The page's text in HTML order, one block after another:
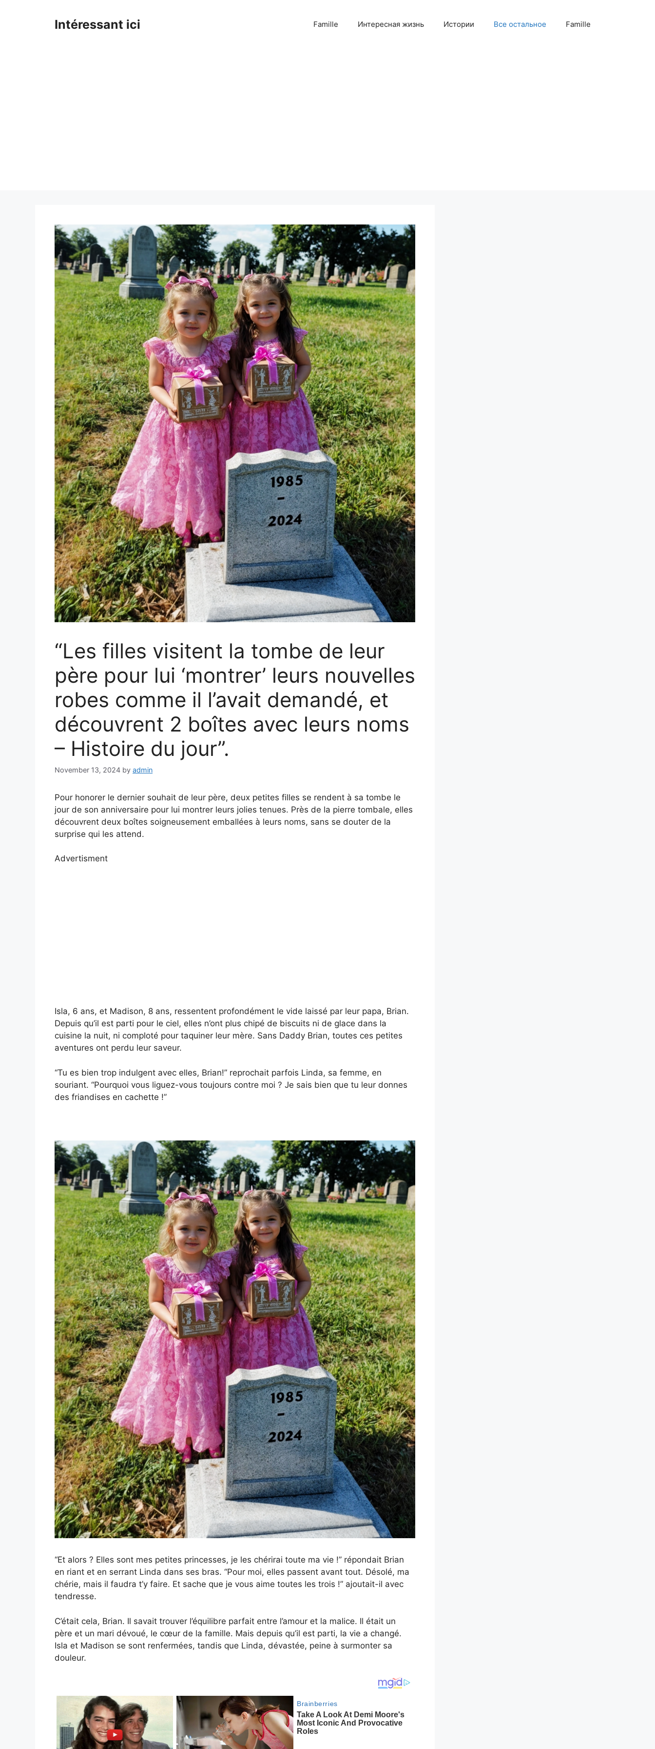
Intéressant ici Famille Интересная жизнь Истории Все остальное Famille
“Les filles visitent la tombe de leur
père pour lui ‘montrer’ leurs nouvelles
robes comme il l’avait demandé, et
découvrent 2 boîtes avec leurs noms
– Histoire du jour”.
November 13, 2024 by admin
Pour honorer le dernier souhait de leur père, deux petites filles se rendent à sa tombe le
jour de son anniversaire pour lui montrer leurs jolies tenues. Près de la pierre tombale, elles
découvrent deux boîtes soigneusement emballées à leurs noms, sans se douter de la
surprise qui les attend.
Advertisment
Isla, 6 ans, et Madison, 8 ans, ressentent profondément le vide laissé par leur papa, Brian.
Depuis qu’il est parti pour le ciel, elles n’ont plus chipé de biscuits ni de glace dans la
cuisine la nuit, ni comploté pour taquiner leur mère. Sans Daddy Brian, toutes ces petites
aventures ont perdu leur saveur.
“Tu es bien trop indulgent avec elles, Brian!” reprochait parfois Linda, sa femme, en
souriant. “Pourquoi vous liguez-vous toujours contre moi ? Je sais bien que tu leur donnes
des friandises en cachette !”
“Et alors ? Elles sont mes petites princesses, je les chérirai toute ma vie !” répondait Brian
en riant et en serrant Linda dans ses bras. “Pour moi, elles passent avant tout. Désolé, ma
chérie, mais il faudra t’y faire. Et sache que je vous aime toutes les trois !” ajoutait-il avec
tendresse.
C’était cela, Brian. Il savait trouver l’équilibre parfait entre l’amour et la malice. Il était un
père et un mari dévoué, le cœur de la famille. Mais depuis qu’il est parti, la vie a changé.
Isla et Madison se sont renfermées, tandis que Linda, dévastée, peine à surmonter sa
douleur.